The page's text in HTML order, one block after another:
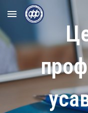
Skip to main content